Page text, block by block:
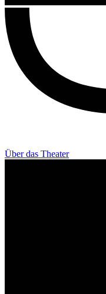
Über das Theater